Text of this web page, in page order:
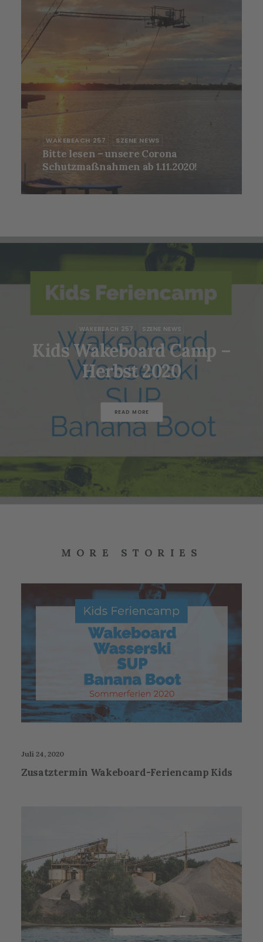
WAKEBEACH 257 SZENE NEWS
Bitte lesen – unsere Corona
Schutzmaßnahmen ab 1.11.2020!
WAKEBEACH 257 SZENE NEWS
Kids Wakeboard Camp –
Herbst 2020
READ MORE
MORE STORIES
Juli 24, 2020
Zusatztermin Wakeboard-Feriencamp Kids